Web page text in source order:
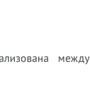
между